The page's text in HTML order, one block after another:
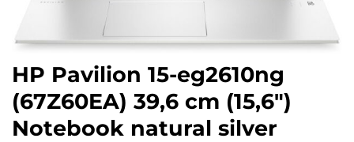
HP Pavilion 15-eg2610ng
(67Z60EA) 39,6 cm (15,6″)
Notebook natural silver